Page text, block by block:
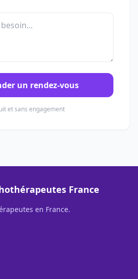
un rendez-vous
et sans engagement
France
en France.